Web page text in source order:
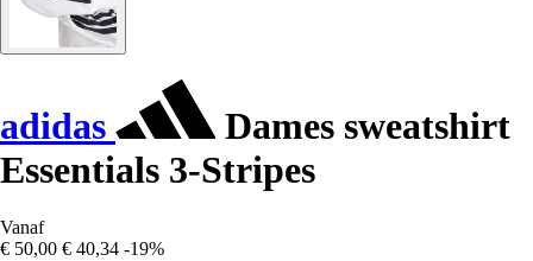
adidas
Dames sweatshirt
Essentials 3-Stripes
Vanaf
€ 50,00 € 40,34 -19%